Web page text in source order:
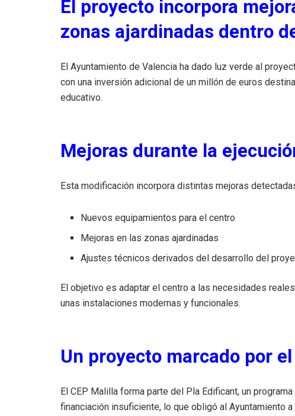
El proyecto incorpora
zonas ajardinadas dentro
El Ayuntamiento de Valencia ha dado luz verde al
con una inversión adicional de un millón de euros
educativo.
Mejoras durante la
Esta modificación incorpora distintas mejoras
Nuevos equipamientos para el centro
Mejoras en las zonas ajardinadas
Ajustes técnicos derivados del desarrollo del
El objetivo es adaptar el centro a las necesidades
unas instalaciones modernas y funcionales.
Un proyecto marcado por
El CEP Malilla forma parte del Pla Edificant, un
financiación insuficiente, lo que obligó al Ayuntamiento